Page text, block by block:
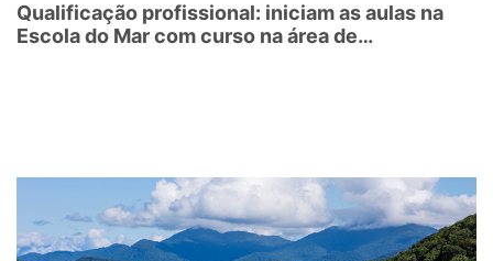
Qualificação profissional: iniciam as aulas na
Escola do Mar com curso na área de